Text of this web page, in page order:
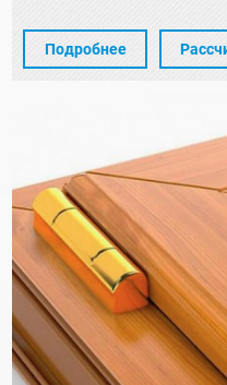
Подробнее